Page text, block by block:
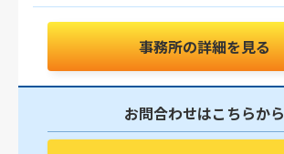
事務所の詳細を見る
お問合わせはこちらから